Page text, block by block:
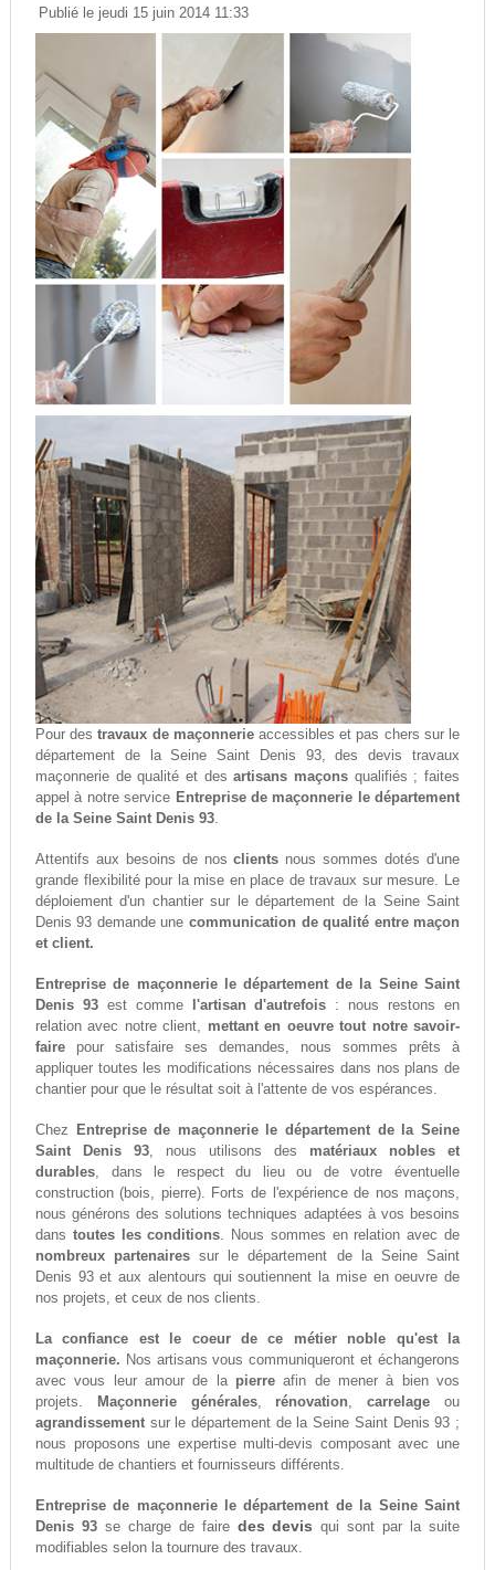
Publié le jeudi 15 juin 2014 11:33
Pour destravaux de maçonnerieaccessibles et pas chers sur le
département de la Seine Saint Denis 93, des devis travaux
maçonnerie de qualité et desartisans maçons qualifiés ; faites
appel à notre service Entreprise de maçonnerie le département
de la Seine Saint Denis 93.
Attentifs aux besoins de nosclients nous sommes dotés d'une
grande flexibilité pour la mise en place de travaux sur mesure. Le
déploiement d'un chantier sur le département de la Seine Saint
Denis 93 demande une communication de qualité entre maçon
et client.
Entreprise de maçonnerie le département de la Seine Saint
Denis 93est comme l'artisan d'autrefois : nous restons en
relation avec notre client, mettant en oeuvre tout notre savoir-
fairepour satisfaire ses demandes, nous sommes prêts à
appliquer toutes les modifications nécessaires dans nos plans de
chantier pour que le résultat soit à l'attente de vos espérances.
Chez
Entreprise de maçonnerie le département de la Seine
Saint Denis 93, nous utilisons des matériaux nobles et
durables, dans le respect du lieu ou de votre éventuelle
construction (bois, pierre). Forts de l'expérience de nos maçons,
nous générons des solutions techniques adaptées à vos besoins
dans toutes les conditions. Nous sommes en relation avec de
nombreux partenaires sur le département de la Seine Saint
Denis 93 et aux alentours qui soutiennent la mise en oeuvre de
nos projets, et ceux de nos clients.
La confiance est le coeur de ce métier noble qu'est la
maçonnerie. Nos artisans vous communiqueront et échangerons
avec vous leur amour de la pierre afin de mener à bien vos
projets.
Maçonnerie générales, rénovation,carrelage ou
agrandissementsur le département de la Seine Saint Denis 93 ;
nous proposons une expertise multi-devis composant avec une
multitude de chantiers et fournisseurs différents.
Entreprise de maçonnerie le département de la Seine Saint
Denis 93se charge de faire des devis qui sont par la suite
modifiables selon la tournure des travaux.